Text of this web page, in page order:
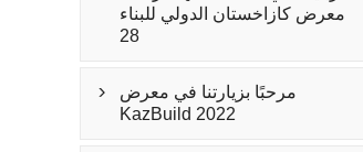
معرض كازاخستان الدولي للبناء
28

مرحبًا بزيارتنا في معرض
KazBuild 2022